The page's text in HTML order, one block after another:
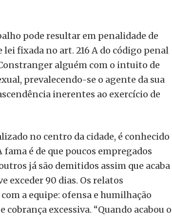
pode resultar em penalidade de
fixada no art. 216 A do código penal
alguém com o intuito de
prevalecendo-se o agente da sua
inerentes ao exercício de
no centro da cidade, é conhecido
é de que poucos empregados
já são demitidos assim que acaba
exceder 90 dias. Os relatos
a equipe: ofensa e humilhação
excessiva. “Quando acabou o